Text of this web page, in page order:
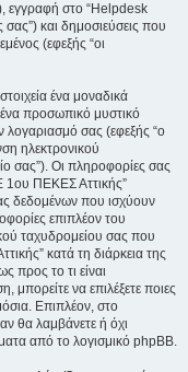
εγγραφή στο “Helpdesk
και δημοσιεύσεις που
(εφεξής “οι
ένα μοναδικά
προσωπικό μυστικό
λογαριασμό σας (εφεξής “ο
ηλεκτρονικού
σας”). Οι πληροφορίες σας
1ου ΠΕΚΕΣ Αττικής”
δεδομένων που ισχύουν
επιπλέον του
ταχυδρομείου σας που
κατά τη διάρκεια της
προς το τι είναι
μπορείτε να επιλέξετε ποιες
Επιπλέον, στο
θα λαμβάνετε ή όχι
από το λογισμικό phpBB.